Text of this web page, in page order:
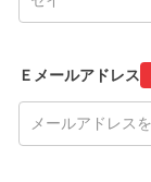
Ｅメールアドレス